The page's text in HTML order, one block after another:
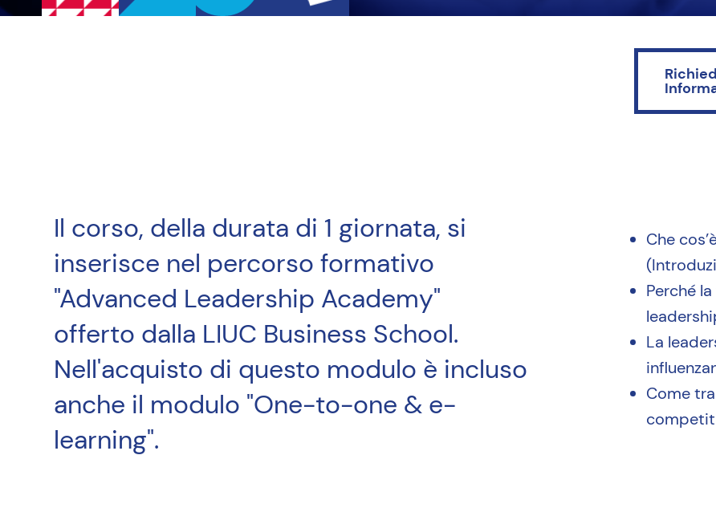
Il corso, della durata di 1 giornata, si
inserisce nel percorso formativo
"Advanced Leadership Academy"
offerto dalla LIUC Business School.
Nell'acquisto di questo modulo è incluso
anche il modulo "One-to-one & e-
learning".
Che
Perché
La
Come